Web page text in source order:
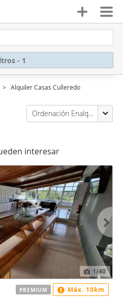
- 1
Alquiler Casas Culleredo
Ordenación Enalquiler
interesar
1/40
PREMIUM Máx. 10km